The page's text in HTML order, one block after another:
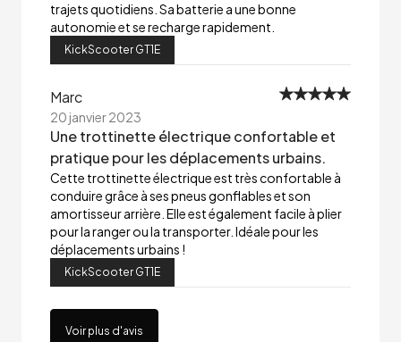
trajets quotidiens. Sa batterie a une bonne
autonomie et se recharge rapidement.
KickScooter GT1E
Marc
20 janvier 2023
Une trottinette électrique confortable et
pratique pour les déplacements urbains.
Cette trottinette électrique est très confortable à
conduire grâce à ses pneus gonflables et son
amortisseur arrière. Elle est également facile à plier
pour la ranger ou la transporter. Idéale pour les
déplacements urbains !
KickScooter GT1E
Voir plus d'avis